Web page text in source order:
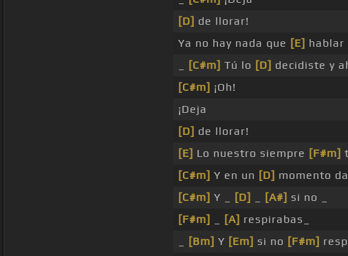
[D] de llorar!
Ya no hay nada que [E] hablar
[C#m] Tú lo [D] decidiste y
[C#m] ¡Oh!
¡Deja
[D] de llorar!
[E] Lo nuestro siempre [F#m]
[C#m] Y en un [D] momento
[C#m] Y _ [D] [A#] si no _
[F#m]
[A] respirabas_
[Bm] Y [Em] si no [F#m]